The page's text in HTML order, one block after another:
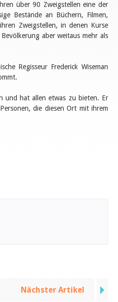
über 90 Zweigstellen eine der
Bestände an Büchern, Filmen,
Zweigstellen, in denen Kurse
aber weitaus mehr als
Regisseur Frederick Wiseman
und hat allen etwas zu bieten. Er
die diesen Ort mit ihrem
Nächster Artikel